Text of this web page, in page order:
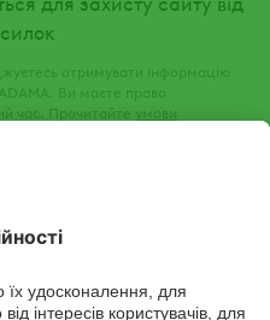
отримувати інформацію
Ви маєте право
час. Прочитайте умови